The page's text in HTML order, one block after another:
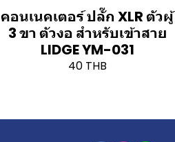
คอนเนคเตอร์ ปลั๊ก XLR ตัวผู้
3 ขา ตัวงอ สำหรับเข้าสาย
LIDGE YM-031
40 THB